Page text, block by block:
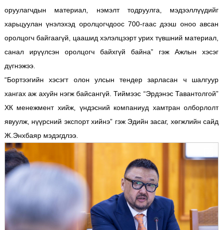
оруулагчдын материал, нэмэлт тодруулга, мэдээллүүдийг
харьцуулан үнэлэхэд оролцогчдоос 700-гаас дээш оноо авсан
оролцогч байгаагүй, цаашид хэлэлцээрт урих түвшний материал,
санал ирүүлсэн оролцогч байхгүй байна” гэж Ажлын хэсэг
дүгнэжээ.
“Бортээгийн хэсэгт олон улсын тендер зарласан ч шалгуур
хангах аж ахуйн нэгж байсангүй. Тиймээс “Эрдэнэс Тавантолгой”
ХК менежмент хийж, үндэсний компаниуд хамтран олборлолт
явуулж, нүүрсний экспорт хийнэ” гэж Эдийн засаг, хөгжлийн сайд
Ж.Энхбаяр мэдэгдлээ.